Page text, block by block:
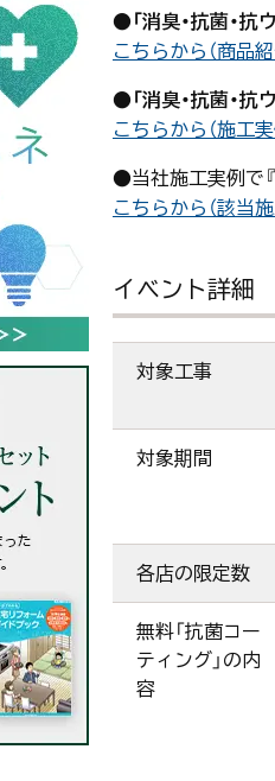
●「消臭・抗菌・抗
こちらから（商品
●「消臭・抗菌・抗
こちらから（施工
●当社施工実例で
こちらから（該当
イベント詳細
対象工事
対象期間
各店の限定数
無料「抗菌コー
ティング」の内
容